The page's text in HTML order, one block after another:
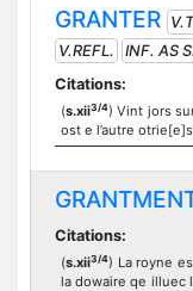
GRANTER
V.REFL.
INF. AS
Citations:
(s.xii3/4) Vint jors
ost e l’autre
Citations:
(s.xii3/4) La royne
la dowaire qe illuec